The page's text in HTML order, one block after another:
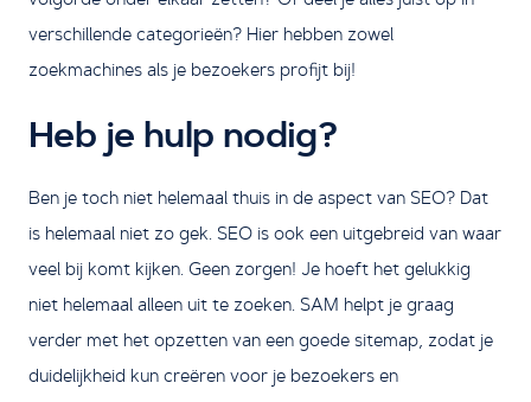
verschillende categorieën? Hier hebben zowel
zoekmachines als je bezoekers profijt bij!
Heb je hulp nodig?
Ben je toch niet helemaal thuis in de aspect van SEO? Dat
is helemaal niet zo gek. SEO is ook een uitgebreid van waar
veel bij komt kijken. Geen zorgen! Je hoeft het gelukkig
niet helemaal alleen uit te zoeken. SAM helpt je graag
verder met het opzetten van een goede sitemap, zodat je
duidelijkheid kun creëren voor je bezoekers en